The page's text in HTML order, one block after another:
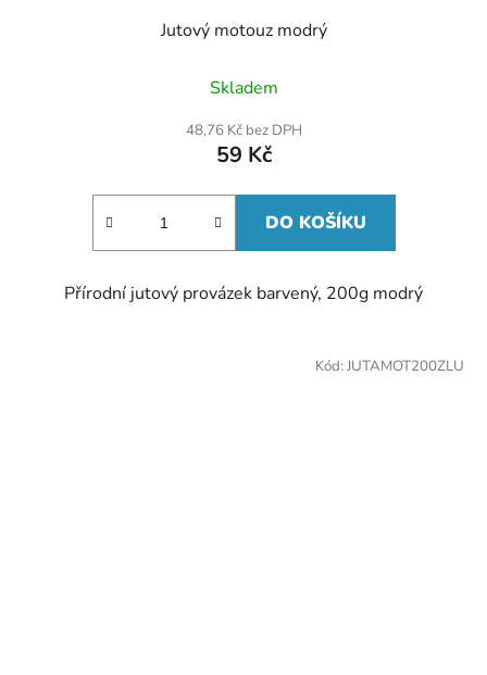
Jutový motouz modrý
Skladem
48,76 Kč bez DPH
59 Kč
DO KOŠÍKU
Přírodní jutový provázek barvený, 200g modrý
Kód: JUTAMOT200ZLU